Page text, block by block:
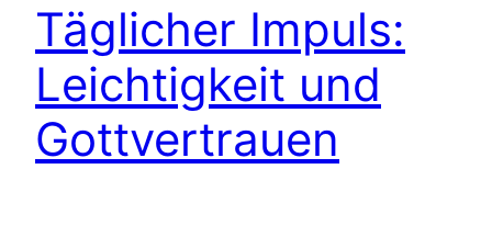
Täglicher Impuls:
Leichtigkeit und
Gottvertrauen